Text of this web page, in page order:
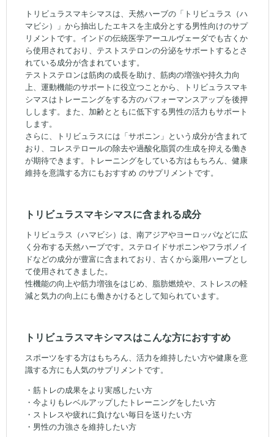
トリビュラスマキシマスは、天然ハーブの「トリビュラス（ハ
マビシ）」から抽出したエキスを主成分とする男性向けのサプ
リメントです。インドの伝統医学アーユルヴェーダでも古くか
ら使用されており、テストステロンの分泌をサポートするとさ
れている成分が含まれています。
テストステロンは筋肉の成長を助け、筋肉の増強や持久力向
上、運動機能のサポートに役立つことから、トリビュラスマキ
シマスはトレーニングをする方のパフォーマンスアップを後押
しします。また、加齢とともに低下する男性の活力もサポート
します。
さらに、トリビュラスには「サポニン」という成分が含まれて
おり、コレステロールの除去や過酸化脂質の生成を抑える働き
が期待できます。トレーニングをしている方はもちろん、健康
維持を意識する方にもおすすめ のサプリメントです。
トリビュラスマキシマスに含まれる成分
トリビュラス（ハマビシ）は、南アジアやヨーロッパなどに広
く分布する天然ハーブです。ステロイドサポニンやフラボノイ
ドなどの成分が豊富に含まれており、古くから薬用ハーブとし
て使用されてきました。
性機能の向上や筋力増強をはじめ、脂肪燃焼や、ストレスの軽
減と気力の向上にも働きかけるとして知られています。
トリビュラスマキシマスはこんな方におすすめ
スポーツをする方はもちろん、活力を維持したい方や健康を意
識する方にも人気のサプリメントです。
・筋トレの成果をより実感したい方
・今よりもレベルアップしたトレーニングをしたい方
・ストレスや疲れに負けない毎日を送りたい方
・男性の力強さを維持したい方